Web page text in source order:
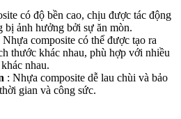
có độ bền cao, chịu được tác động
bị ảnh hưởng bởi sự ăn mòn.
Nhựa composite có thể được tạo ra
thước khác nhau, phù hợp với nhiều
nhau.
: Nhựa composite dễ lau chùi và bảo
gian và công sức.